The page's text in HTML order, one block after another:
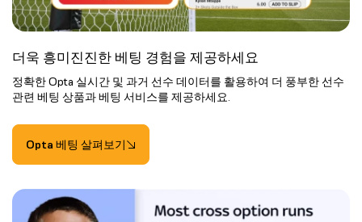
더욱 흥미진진한 베팅 경험을 제공하세요
정확한 Opta 실시간 및 과거 선수 데이터를 활용하여 더 풍부한 선수
관련 베팅 상품과 베팅 서비스를 제공하세요.
Opta 베팅 살펴보기